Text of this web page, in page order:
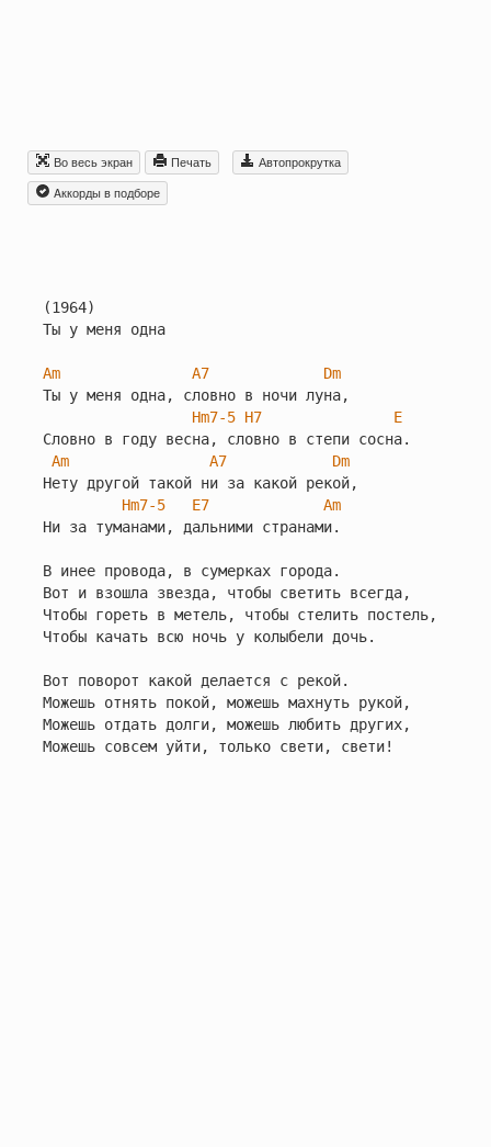
Во весь экран Печать
Автопрокрутка
Aккорды в подборе
(1964)
Ты у меня одна
Am A7
Dm
Ты у меня одна, словно в ночи луна,
Hm7-5 H7
E
Словно в году весна, словно в степи сосна.
Am
A7
Dm
Нету другой такой ни за какой рекой,
Hm7-5
E7
Am
Ни за туманами, дальними странами.
В инее провода, в сумерках города.
Вот и взошла звезда, чтобы светить всегда,
Чтобы гореть в метель, чтобы стелить постель,
Чтобы качать всю ночь у колыбели дочь.
Вот поворот какой делается с рекой.
Можешь отнять покой, можешь махнуть рукой,
Можешь отдать долги, можешь любить других,
Можешь совсем уйти, только свети, свети!